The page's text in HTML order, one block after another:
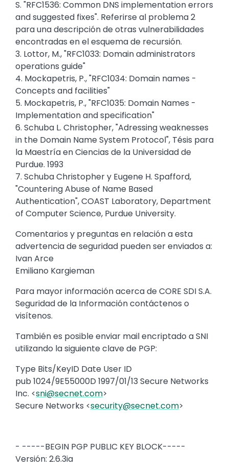
S. "RFC1536: Common DNS implementation errors
and suggested fixes". Referirse al problema 2
para una descripción de otras vulnerabilidades
encontradas en el esquema de recursión.
3. Lottor, M., "RFC1033: Domain administrators
operations guide"
4. Mockapetris, P., "RFC1034: Domain names -
Concepts and facilities"
5. Mockapetris, P., "RFC1035: Domain Names -
Implementation and specification"
6. Schuba L. Christopher, "Adressing weaknesses
in the Domain Name System Protocol", Tésis para
la Maestría en Ciencias de la Universidad de
Purdue. 1993
7. Schuba Christopher y Eugene H. Spafford,
"Countering Abuse of Name Based
Authentication", COAST Laboratory, Department
of Computer Science, Purdue University.
Comentarios y preguntas en relación a esta
advertencia de seguridad pueden ser enviados a:
Ivan Arce
Emiliano Kargieman
Para mayor información acerca de CORE SDI S.A.
Seguridad de la Información contáctenos o
visítenos.
También es posible enviar mail encriptado a SNI
utilizando la siguiente clave de PGP:
Type Bits/KeyID Date User ID
pub 1024/9E55000D 1997/01/13 Secure Networks
Inc. <sni@secnet.com>
Secure Networks <security@secnet.com>
- -----BEGIN PGP PUBLIC KEY BLOCK-----
Versión: 2.6.3ia